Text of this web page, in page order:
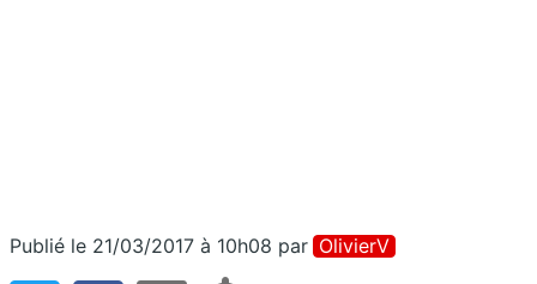
Publié le 21/03/2017 à 10h08 par OlivierV